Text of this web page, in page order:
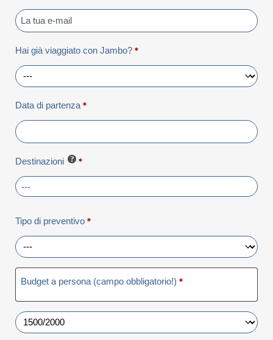
Hai già viaggiato con Jambo? *
Data di partenza *
Destinazioni *
Tipo di preventivo *
Budget a persona (campo obbligatorio!) *